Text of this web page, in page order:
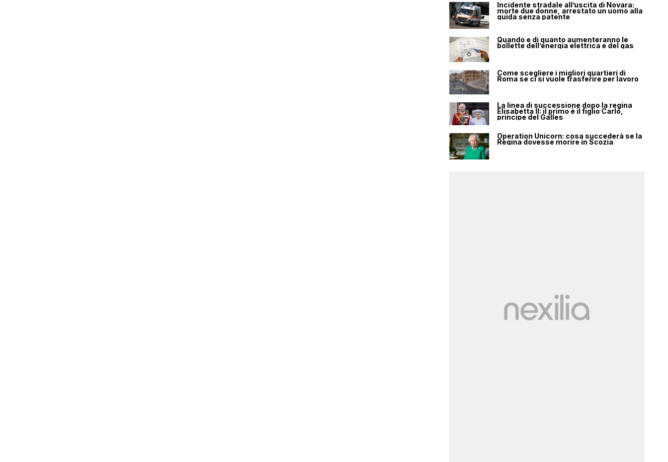
Incidente stradale all’uscita di Novara:
morte due donne, arrestato un uomo alla
guida senza patente
Quando e di quanto aumenteranno le
bollette dell’energia elettrica e del gas
Come scegliere i migliori quartieri di
Roma se ci si vuole trasferire per lavoro
La linea di successione dopo la regina
Elisabetta II: il primo è il figlio Carlo,
principe del Galles
Operation Unicorn: cosa succederà se la
Regina dovesse morire in Scozia